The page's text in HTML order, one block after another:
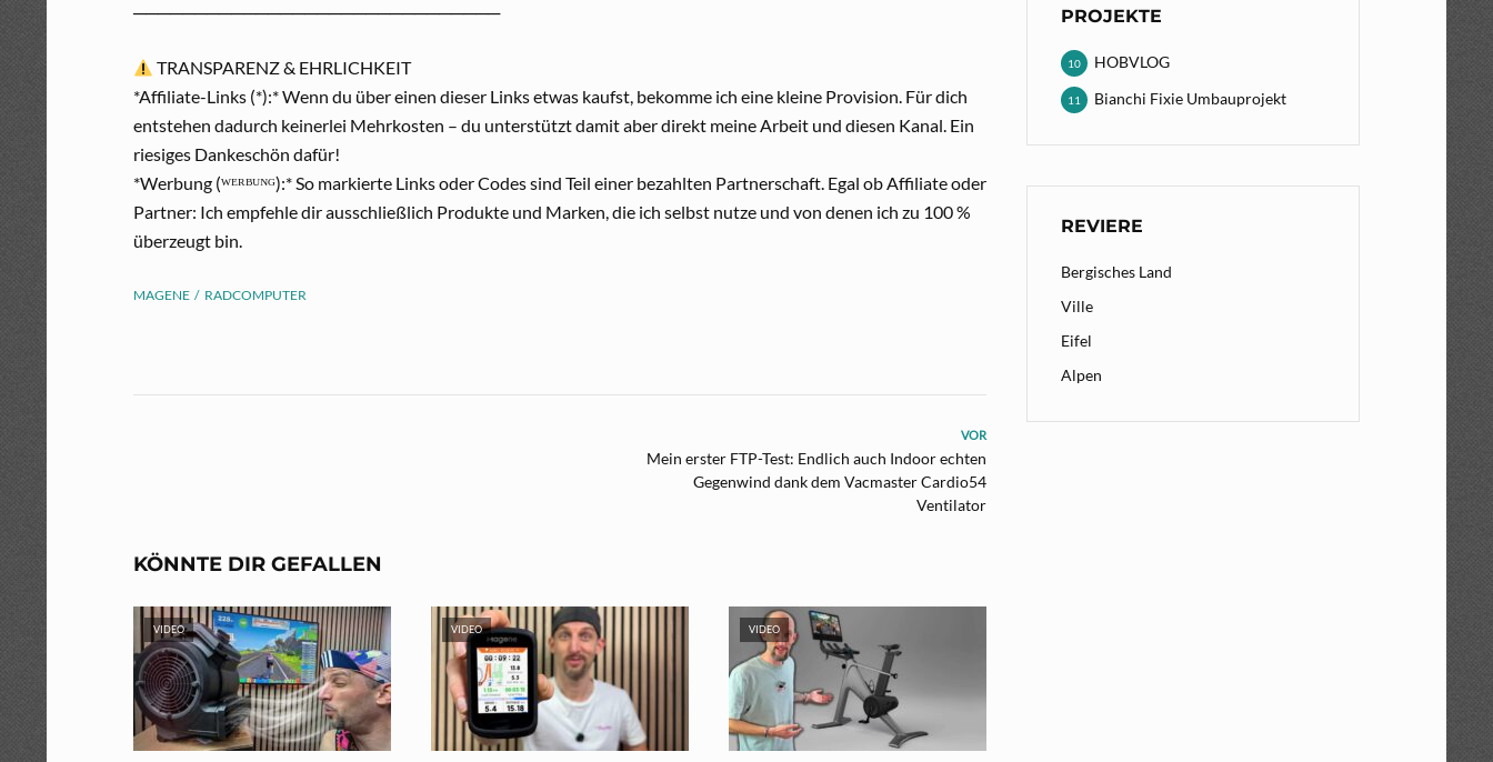
──────────────────────────────
TRANSPARENZ & EHRLICHKEIT
*Affiliate-Links (*):* Wenn du über einen dieser Links etwas kaufst, bekomme ich eine kleine Provision. Für dich
entstehen dadurch keinerlei Mehrkosten – du unterstützt damit aber direkt meine Arbeit und diesen Kanal. Ein
riesiges Dankeschön dafür!
*Werbung (ᵂᴱᴿᴮᵁᴺᴳ):* So markierte Links oder Codes sind Teil einer bezahlten Partnerschaft. Egal ob Affiliate oder
Partner: Ich empfehle dir ausschließlich Produkte und Marken, die ich selbst nutze und von denen ich zu 100 %
überzeugt bin.
MAGENE RADCOMPUTER
VOR
Mein erster FTP-Test: Endlich auch Indoor echten
Gegenwind dank dem Vacmaster Cardio54
Ventilator
KÖNNTE DIR GEFALLEN
VIDEO VIDEO VIDEO
PROJEKTE
HOBVLOG
10
Bianchi Fixie Umbauprojekt
11
REVIERE
Bergisches Land
Ville
Eifel
Alpen